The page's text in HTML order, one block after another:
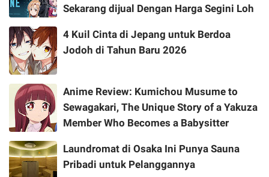
Sekarang dijual Dengan Harga Segini Loh
4 Kuil Cinta di Jepang untuk Berdoa
Jodoh di Tahun Baru 2026
Anime Review: Kumichou Musume to
Sewagakari, The Unique Story of a Yakuza
Member Who Becomes a Babysitter
Laundromat di Osaka Ini Punya Sauna
Pribadi untuk Pelanggannya